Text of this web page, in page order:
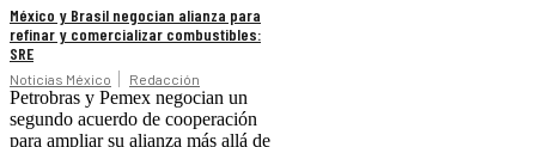
México y Brasil negocian alianza para
refinar y comercializar combustibles:
SRE
Noticias México Redacción
Petrobras y Pemex negocian un
segundo acuerdo de cooperación
para ampliar su alianza más allá de